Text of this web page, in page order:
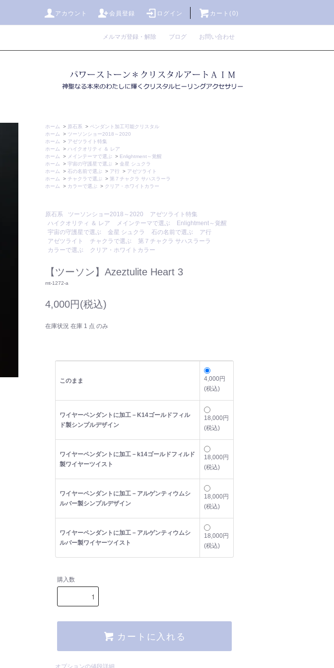
アカウント 会員登録 ログイン カート(0)
メルマガ登録・解除 ブログ お問い合わせ
ホーム > 原石系 > ペンダント加工可能クリスタル
ホーム
> ツーソンショー2018～2020
ホーム
> アゼツライト特集
ホーム
> ハイクオリティ ＆ レア
ホーム
> メインテーマで選ぶ > Enlightment～覚醒
ホーム
> 宇宙の守護星で選ぶ > 金星 シュクラ
ホーム
> 石の名前で選ぶ > ア行 > アゼツライト
ホーム
> チャクラで選ぶ > 第７チャクラ サハスラーラ
ホーム
> カラーで選ぶ > クリア・ホワイトカラー
原石系 ツーソンショー2018～2020
アゼツライト特集
ハイクオリティ ＆ レア
メインテーマで選ぶ
Enlightment～覚醒
宇宙の守護星で選ぶ
金星 シュクラ 石の名前で選ぶ
ア行
アゼツライト
チャクラで選ぶ
第７チャクラ サハスラーラ
カラーで選ぶ
クリア・ホワイトカラー
【ツーソン】Azeztulite Heart 3
mt-1272-a
4,000円(税込)
在庫状況 在庫 1 点 のみ
このまま
4,000円
(税込)
ワイヤーペンダントに加工－K14ゴールドフィル
ド製シンプルデザイン
18,000円
(税込)
ワイヤーペンダントに加工－k14ゴールドフィルド
製ワイヤーツイスト
18,000円
(税込)
ワイヤーペンダントに加工－アルゲンティウムシ
ルバー製シンプルデザイン
18,000円
(税込)
ワイヤーペンダントに加工－アルゲンティウムシ
ルバー製ワイヤーツイスト
18,000円
(税込)
購入数
カートに入れる
オプションの値段詳細